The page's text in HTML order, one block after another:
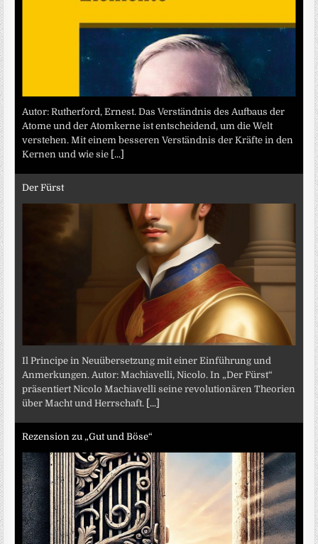
Autor: Rutherford, Ernest. Das Verständnis des Aufbaus der
Atome und der Atomkerne ist entscheidend, um die Welt
verstehen. Mit einem besseren Verständnis der Kräfte in den
Kernen und wie sie [...]
Der Fürst
Il Principe in Neuübersetzung mit einer Einführung und
Anmerkungen. Autor: Machiavelli, Nicolo. In „Der Fürst“
präsentiert Nicolo Machiavelli seine revolutionären Theorien
über Macht und Herrschaft. [...]
Rezension zu „Gut und Böse“